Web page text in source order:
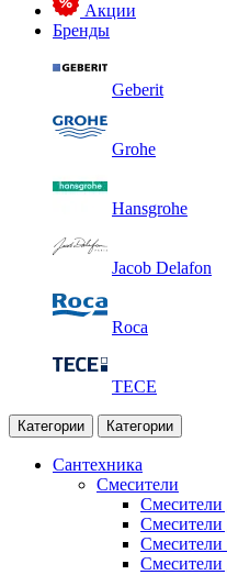
Акции
Бренды
Geberit
Grohe
Hansgrohe
Jacob Delafon
Roca
TECE
Категории Категории
Сантехника
Смесители
Смесители
Смесители
Смесители